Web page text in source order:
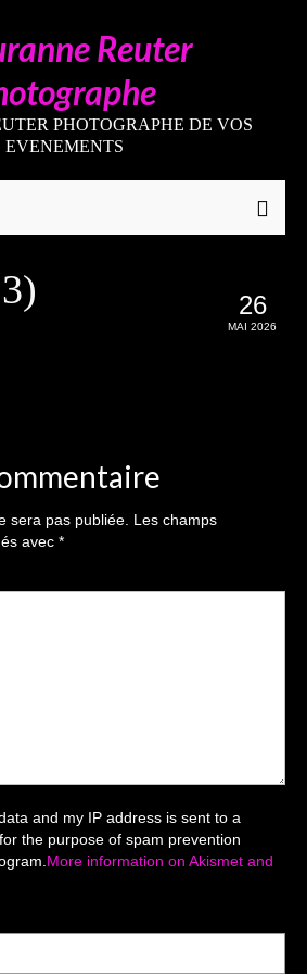
PHOTOGRAPHE DE VOS
EVENEMENTS
1 an / 2
Nature morte
26
MAI 2026
sera pas publiée. Les champs
avec *
and my IP address is sent to a
the purpose of spam prevention
More information on Akismet and